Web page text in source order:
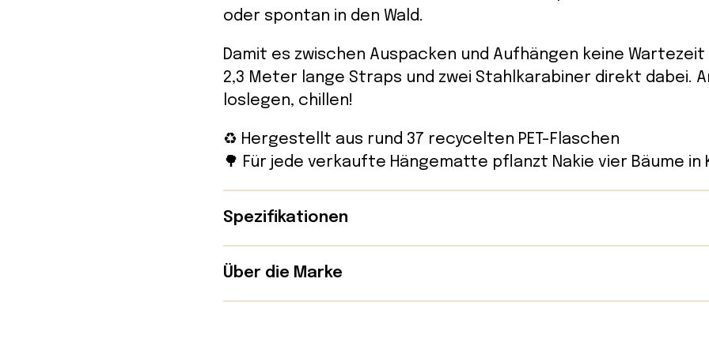
oder spontan in den Wald.
Damit es zwischen Auspacken und Aufhängen keine Wartezeit
2,3 Meter lange Straps und zwei Stahlkarabiner direkt dabei.
loslegen, chillen!
♻️ Hergestellt aus rund 37 recycelten PET-Flaschen
🌳 Für jede verkaufte Hängematte pflanzt Nakie vier Bäume in
Spezifikationen
Details:
Über die Marke